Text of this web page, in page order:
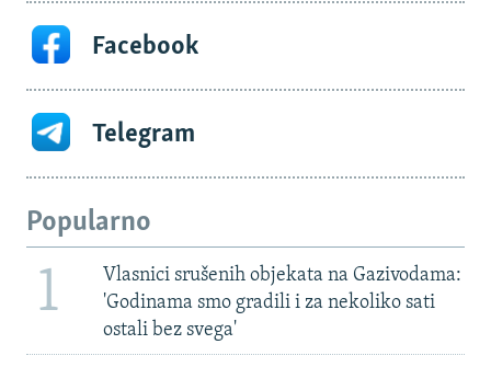
Facebook
Telegram
Popularno
1
Vlasnici srušenih objekata na Gazivodama:
'Godinama smo gradili i za nekoliko sati
ostali bez svega'